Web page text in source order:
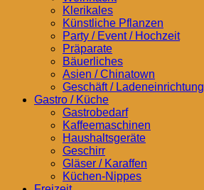
Klerikales
Künstliche Pflanzen
Party / Event / Hochzeit
Präparate
Bäuerliches
Asien / Chinatown
Geschäft / Ladeneinrichtung
Gastro / Küche
Gastrobedarf
Kaffeemaschinen
Haushaltsgeräte
Geschirr
Gläser / Karaffen
Küchen-Nippes